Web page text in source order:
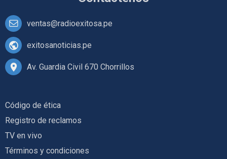
ventas@radioexitosa.pe
exitosanoticias.pe
Av. Guardia Civil 670 Chorrillos
Código de ética
Registro de reclamos
TV en vivo
Términos y condiciones